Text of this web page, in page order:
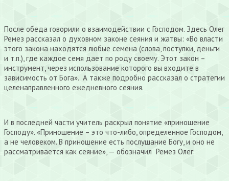
После обеда говорили о взаимодействии с Господом. Здесь Олег
Ремез рассказал о духовном законе сеяния и жатвы: «Во власти
этого закона находятся любые семена (слова, поступки, деньги
и т.п.), где каждое семя дает по роду своему. Этот закон –
инструмент, через использование которого вы входите в
зависимость от Бога». А также подробно рассказал о стратегии
целенаправленного ежедневного сеяния.
И в последней части учитель раскрыл понятие «приношение
Господу». «Приношение – это что-либо, определенное Господом,
а не человеком. В приношение есть послушание Богу, и оно не
рассматривается как сеяние», — обозначил Ремез Олег.